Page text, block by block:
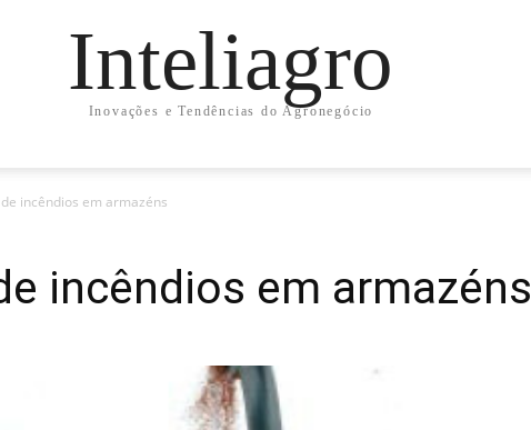
Inteliagro
Inovações e Tendências do Agronegócio
incêndios em armazéns
incêndios em armazéns